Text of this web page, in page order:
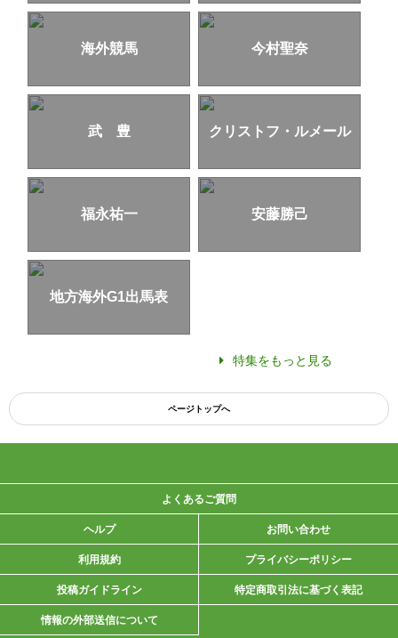
海外競馬 今村聖奈
武 豊 クリストフ・ルメール
福永祐一 安藤勝己
地方海外G1出馬表
特集をもっと見る
ページトップへ
よくあるご質問
ヘルプ お問い合わせ
利用規約 プライバシーポリシー
投稿ガイドライン 特定商取引法に基づく表記
情報の外部送信について